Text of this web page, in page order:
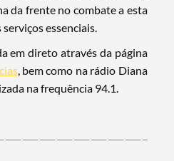
da frente no combate a esta
essenciais.
em direto através da página
, bem como na rádio Diana
na frequência 94.1.